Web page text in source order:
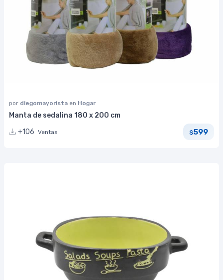
por diegomayorista en Hogar
Manta de sedalina 180 x 200 cm
+106 Ventas $599